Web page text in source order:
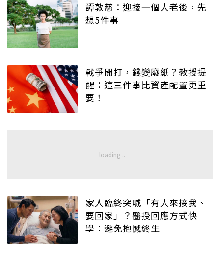
譚敦慈：迎接一個人老後，先
想5件事
戰爭開打，錢變廢紙？教授提
醒：這三件事比資產配置更重
要！
家人臨終突喊「有人來接我、
要回家」？醫授回應方式快
學：避免抱憾終生